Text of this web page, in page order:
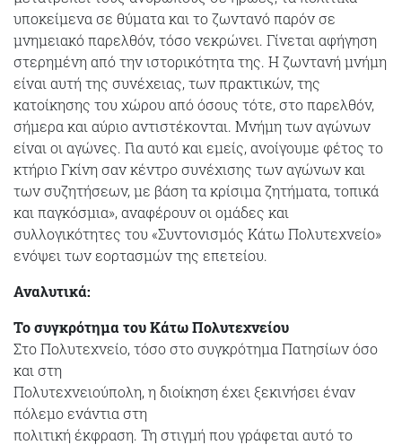
υποκείμενα σε θύματα και το ζωντανό παρόν σε
μνημειακό παρελθόν, τόσο νεκρώνει. Γίνεται αφήγηση
στερημένη από την ιστορικότητα της. Η ζωντανή μνήμη
είναι αυτή της συνέχειας, των πρακτικών, της
κατοίκησης του χώρου από όσους τότε, στο παρελθόν,
σήμερα και αύριο αντιστέκονται. Μνήμη των αγώνων
είναι οι αγώνες. Για αυτό και εμείς, ανοίγουμε φέτος το
κτήριο Γκίνη σαν κέντρο συνέχισης των αγώνων και
των συζητήσεων, με βάση τα κρίσιμα ζητήματα, τοπικά
και παγκόσμια», αναφέρουν οι ομάδες και
συλλογικότητες του «Συντονισμός Κάτω Πολυτεχνείο»
ενόψει των εορτασμών της επετείου.
Αναλυτικά:
Το συγκρότημα του Κάτω Πολυτεχνείου
Στο Πολυτεχνείο, τόσο στο συγκρότημα Πατησίων όσο
και στη
Πολυτεχνειούπολη, η διοίκηση έχει ξεκινήσει έναν
πόλεμο ενάντια στη
πολιτική έκφραση. Τη στιγμή που γράφεται αυτό το